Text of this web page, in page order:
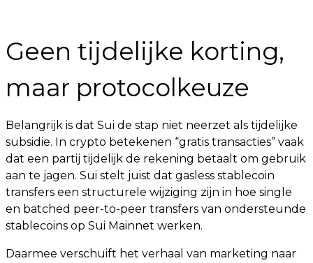
Geen tijdelijke korting,
maar protocolkeuze
Belangrijk is dat Sui de stap niet neerzet als tijdelijke
subsidie. In crypto betekenen “gratis transacties” vaak
dat een partij tijdelijk de rekening betaalt om gebruik
aan te jagen. Sui stelt juist dat gasless stablecoin
transfers een structurele wijziging zijn in hoe single
en batched peer-to-peer transfers van ondersteunde
stablecoins op Sui Mainnet werken.
Daarmee verschuift het verhaal van marketing naar